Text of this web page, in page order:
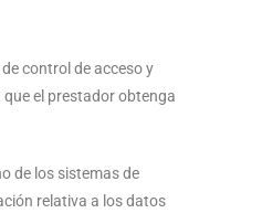
control de acceso y
el prestador obtenga
de los sistemas de
relativa a los datos